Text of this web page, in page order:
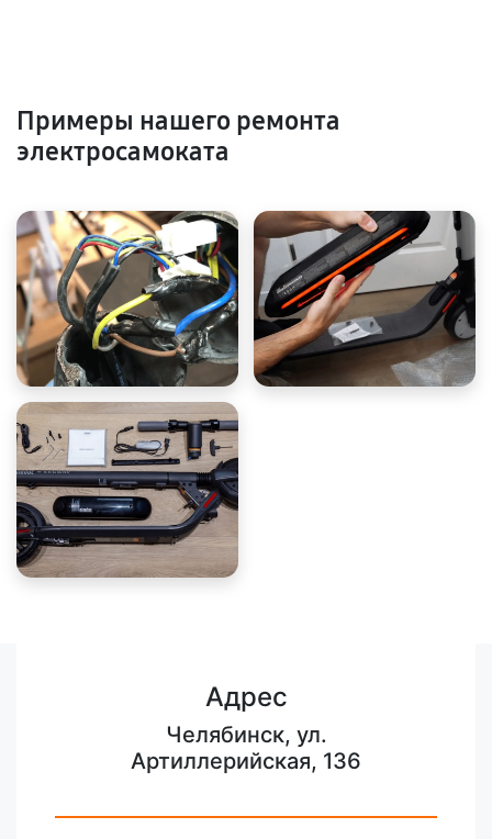
Примеры нашего ремонта
электросамоката
Адрес
Челябинск, ул.
Артиллерийская, 136